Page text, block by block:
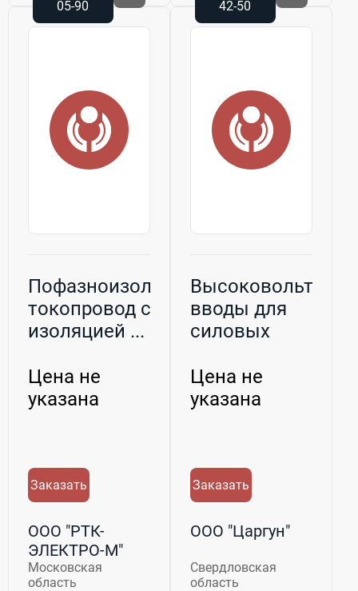
05-90
42-50
Пофазноизолированный
токопровод с литой
изоляцией ...
Цена не
указана
Заказать
ООО "РТК-
ЭЛЕКТРО-М"
Московская
область
Высоковольтные
вводы для
силовых
и...
Цена не
указана
Заказать
ООО "Царгун"
Свердловская
область